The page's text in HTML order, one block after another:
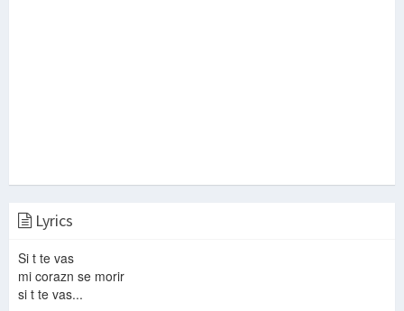
Lyrics
Si t te vas
mi corazn se morir
si t te vas...